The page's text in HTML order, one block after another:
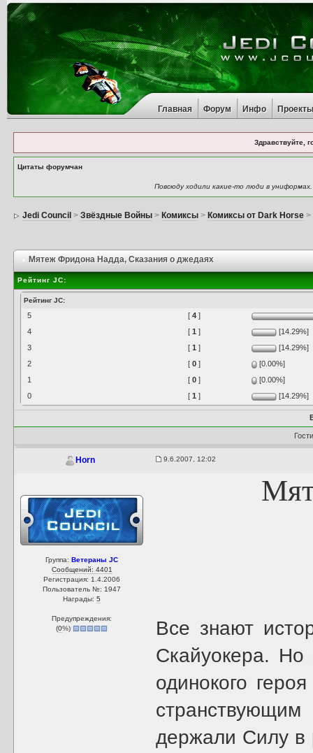
Главная Форум Инфо
Здравствуйте,
Цитаты форумчан
Повсюду ходили какие-то люди в
Jedi Council >Звёздные Войны > Комиксы > Комиксы от Dark Horse >
Мятеж Фридона Надда, Сказания о джедаях
Рейтинг JC:
Рейтинг JC:
5 [4 ]
4
[1 ]
[14.29%]
3
[1 ]
[14.29%]
2
[0 ]
[0.00%]
1
[0 ]
[0.00%]
0
[1 ] [14.29%]
Horn 9.6.2007, 12:02
Группа:Ветераны JC
Сообщений: 4401
Регистрация: 1.4.2006
Пользователь №: 1947
Награды:5
Предупреждения:
(0%)
Все знают
Скайуокера. Но
одинокого
держали Силу в